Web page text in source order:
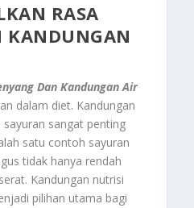
RASA
KANDUNGAN
Dan Kandungan Air
dalam diet. Kandungan
sangat penting
satu contoh sayuran
tidak hanya rendah
Kandungan nutrisi
pilihan utama bagi